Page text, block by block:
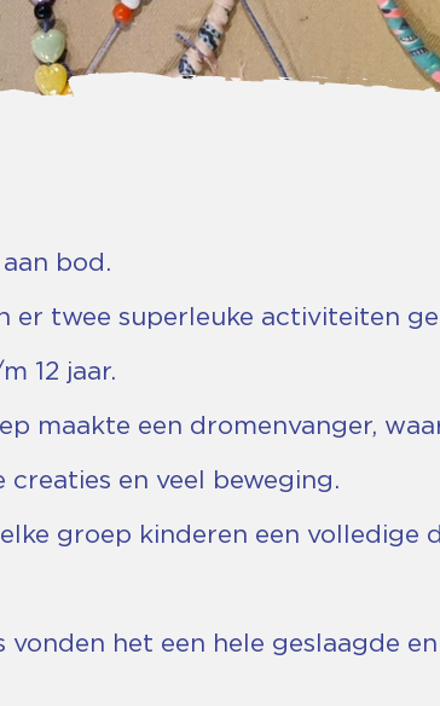
bod.
twee superleuke activiteiten
12 jaar.
maakte een dromenvanger,
en veel beweging.
groep kinderen een volledige
het een hele geslaagde